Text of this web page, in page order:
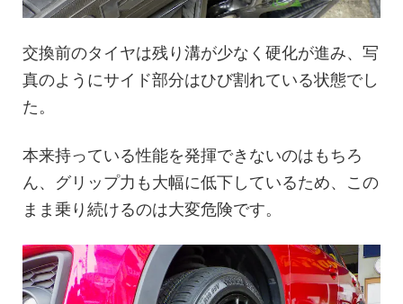
交換前のタイヤは残り溝が少なく硬化が進み、写
真のようにサイド部分はひび割れている状態でし
た。
本来持っている性能を発揮できないのはもちろ
ん、グリップ力も大幅に低下しているため、この
まま乗り続けるのは大変危険です。